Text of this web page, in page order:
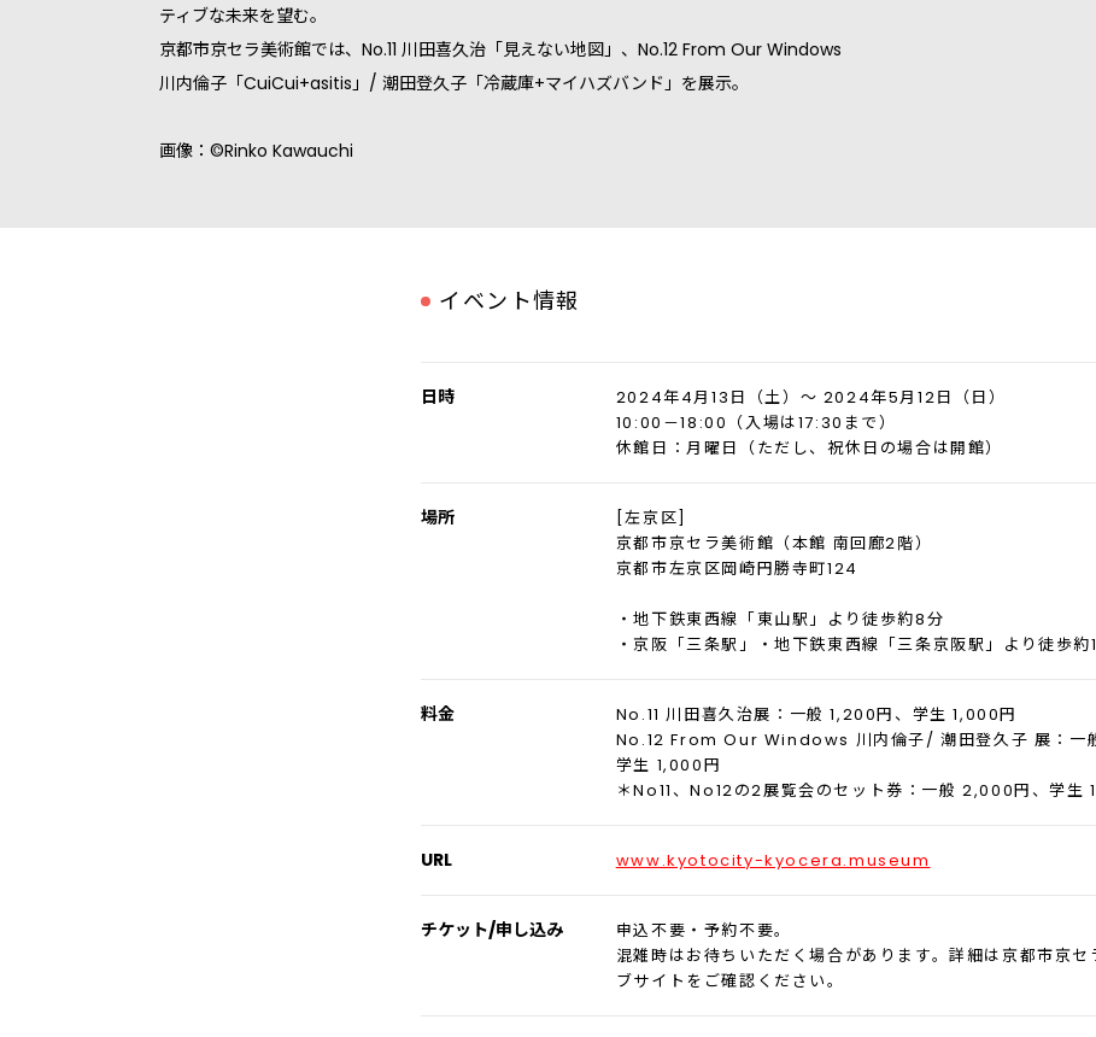
ティブな未来を望む。
京都市京セラ美術館では、No.11 川田喜久治「見えない地図」、No.12 From Our Windows
川内倫子「CuiCui+asitis」/ 潮田登久子「冷蔵庫+マイハズバンド」を展示。
画像：©Rinko Kawauchi
イベント情報
日時
2024年4月13日（土）～ 2024年5月12日（日）
10:00－18:00（入場は17:30まで）
休館日：月曜日（ただし、祝休日の場合は開館）
場所
[左京区]
京都市京セラ美術館（本館 南回廊2階）
京都市左京区岡崎円勝寺町124
・地下鉄東西線「東山駅」より徒歩約8分
・京阪「三条駅」・地下鉄東西線「三条京阪駅」より徒歩約
料金
No.11 川田喜久治展：一般 1,200円、学生 1,000円
No.12 From Our Windows 川内倫子/ 潮田登久子 展：一
学生 1,000円
＊No11、No12の2展覧会のセット券：一般 2,000円、学生
URL www.kyotocity-kyocera.museum
チケット/申し込み
申込不要・予約不要。
混雑時はお待ちいただく場合があります。詳細は京都市京セ
ブサイトをご確認ください。